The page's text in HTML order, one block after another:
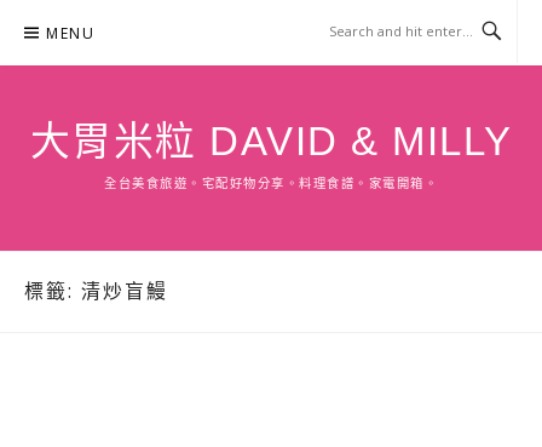
content
MENU
大胃米粒 DAVID & MILLY
全台美食旅遊。宅配好物分享。料理食譜。家電開箱。
標籤: 清炒盲鰻